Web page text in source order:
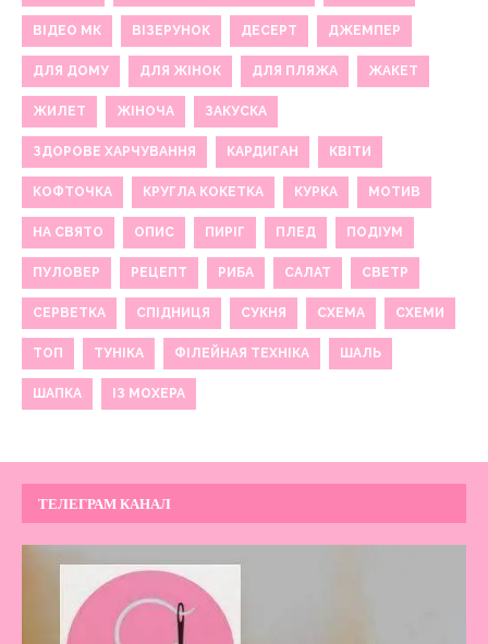
ВІДЕО МК ВІЗЕРУНОК ДЕСЕРТ ДЖЕМПЕР
ДЛЯ ДОМУ ДЛЯ ЖІНОК ДЛЯ ПЛЯЖА ЖАКЕТ
ЖИЛЕТ ЖІНОЧА ЗАКУСКА
ЗДОРОВЕ ХАРЧУВАННЯ КАРДИГАН КВІТИ
КОФТОЧКА КРУГЛА КОКЕТКА КУРКА МОТИВ
НА СВЯТО ОПИС ПИРІГ ПЛЕД ПОДІУМ
ПУЛОВЕР РЕЦЕПТ РИБА САЛАТ СВЕТР
СЕРВЕТКА СПІДНИЦЯ СУКНЯ СХЕМА СХЕМИ
ТОП ТУНІКА ФІЛЕЙНАЯ ТЕХНІКА ШАЛЬ
ШАПКА ІЗ МОХЕРА
ТЕЛЕГРАМ КАНАЛ